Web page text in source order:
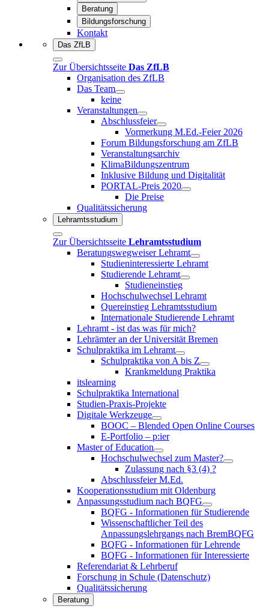
Beratung
Bildungsforschung
Kontakt
Das ZfLB
Zur Übersichtsseite Das ZfLB
Organisation des ZfLB
Das Team
keine
Veranstaltungen
Abschlussfeier
Vormerkung M.Ed.-Feier 2026
Forum Bildungsforschung am ZfLB
Veranstaltungsarchiv
KlimaBildungszentrum
Inklusive Bildung und Digitalität
PORTAL-Preis 2020
Die Preise
Qualitätssicherung
Lehramtsstudium
Zur Übersichtsseite Lehramtsstudium
Beratungswegweiser Lehramt
Studieninteressierte Lehramt
Studierende Lehramt
Studieneinstieg
Hochschulwechsel Lehramt
Quereinstieg Lehramtsstudium
Internationale Studierende Lehramt
Lehramt - ist das was für mich?
Lehrämter an der Universität Bremen
Schulpraktika im Lehramt
Schulpraktika von A bis Z
Krankmeldung Praktika
itslearning
Schulpraktika International
Studien-Praxis-Projekte
Digitale Werkzeuge
BOOC – Blended Open Online Courses
E-Portfolio – p:ier
Master of Education
Hochschulwechsel zum Master?
Zulassung nach §3 (4) ?
Abschlussfeier M.Ed.
Kooperationsstudium mit Oldenburg
Anpassungsstudium nach BQFG
BQFG - Informationen für Studierende
Wissenschaftlicher Teil des
Anpassungslehrgangs nach BremBQFG
BQFG - Informationen für Lehrende
BQFG - Informationen für Interessierte
Referendariat & Lehrberuf
Forschung in Schule (Datenschutz)
Qualitätssicherung
Beratung